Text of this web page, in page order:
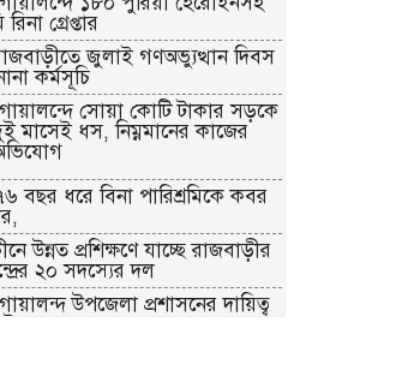
গ্রেপ্তার
জুলাই গণঅভ্যুত্থান দিবস
কর্মসূচি
সোয়া কোটি টাকার সড়কে
মাসেই ধস, নিম্নমানের কাজের
বছর ধরে বিনা পারিশ্রমিকে কবর
উন্নত প্রশিক্ষণে যাচ্ছে রাজবাড়ীর
২০ সদস্যের দল
উপজেলা প্রশাসনের দায়িত্ব